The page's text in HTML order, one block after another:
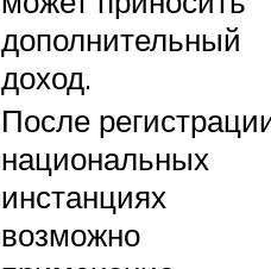
дополнительный
доход.
После
национальных
инстанциях
возможно